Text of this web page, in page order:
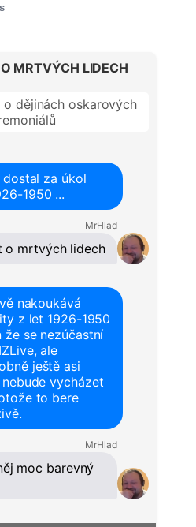
MRTVÝCH LIDECH
dějinách oskarových
dostal za úkol
1950 ...
MrHlad
o mrtvých lidech
nakoukává
z let 1926-1950
že se nezúčastní
ale
ještě asi
vycházet
to bere
MrHlad
moc barevný